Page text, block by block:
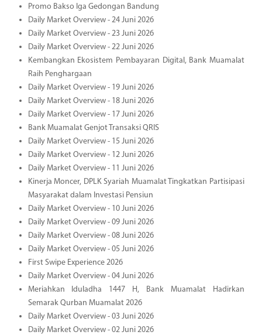
Promo Bakso Iga Gedongan Bandung
Daily Market Overview - 24 Juni 2026
Daily Market Overview - 23 Juni 2026
Daily Market Overview - 22 Juni 2026
Kembangkan Ekosistem Pembayaran Digital, Bank Muamalat
Raih Penghargaan
Daily Market Overview - 19 Juni 2026
Daily Market Overview - 18 Juni 2026
Daily Market Overview - 17 Juni 2026
Bank Muamalat Genjot Transaksi QRIS
Daily Market Overview - 15 Juni 2026
Daily Market Overview - 12 Juni 2026
Daily Market Overview - 11 Juni 2026
Kinerja Moncer, DPLK Syariah Muamalat Tingkatkan Partisipasi
Masyarakat dalam Investasi Pensiun
Daily Market Overview - 10 Juni 2026
Daily Market Overview - 09 Juni 2026
Daily Market Overview - 08 Juni 2026
Daily Market Overview - 05 Juni 2026
First Swipe Experience 2026
Daily Market Overview - 04 Juni 2026
Meriahkan Iduladha 1447 H, Bank Muamalat Hadirkan
Semarak Qurban Muamalat 2026
Daily Market Overview - 03 Juni 2026
Daily Market Overview - 02 Juni 2026